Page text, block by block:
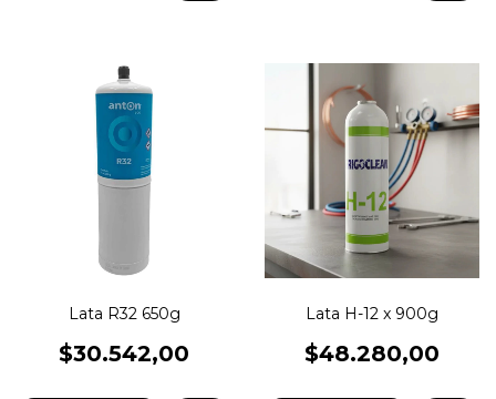
Lata R32 650g
$30.542,00
Lata H-12 x 900g
$48.280,00